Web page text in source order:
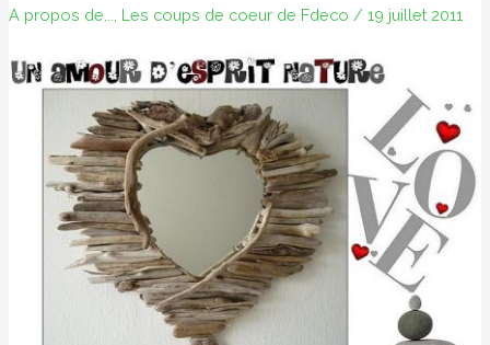
made
Penn
A propos de... Les coups de coeur de Fdeco / 19 juillet 2011